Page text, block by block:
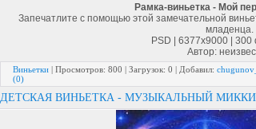
Рамка-виньетка - Мой
Запечатлите с помощью этой замечательной
младенца.
PSD | 6377x9000 |
Автор:
Виньетки | Просмотров: 800 | Загрузок: 0 | Добавил:
(0)
ДЕТСКАЯ ВИНЬЕТКА - МУЗЫКАЛЬНЫЙ